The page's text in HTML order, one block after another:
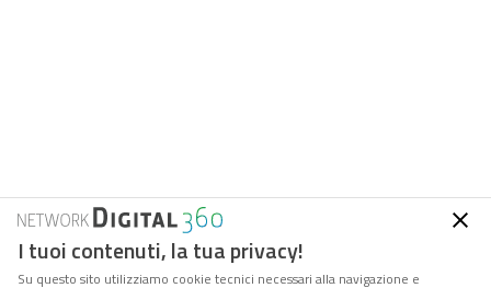
I tuoi contenuti, la tua privacy!
Su questo sito utilizziamo cookie tecnici necessari alla navigazione e